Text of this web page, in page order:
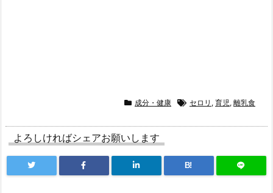
成分・健康 セロリ , 育児 , 離乳食
よろしければシェアお願いします
B!